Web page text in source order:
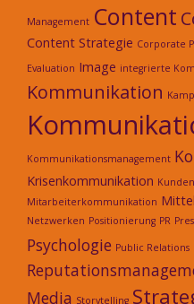
Management Content
Content Strategie Corporate
Evaluation Image integrierte
Kommunikation
Kommunikationsmanagement
Krisenkommunikation Kunden
Mitarbeiterkommunikation
Netzwerken Positionierung PR
Psychologie Public Relations
Media Storytelling